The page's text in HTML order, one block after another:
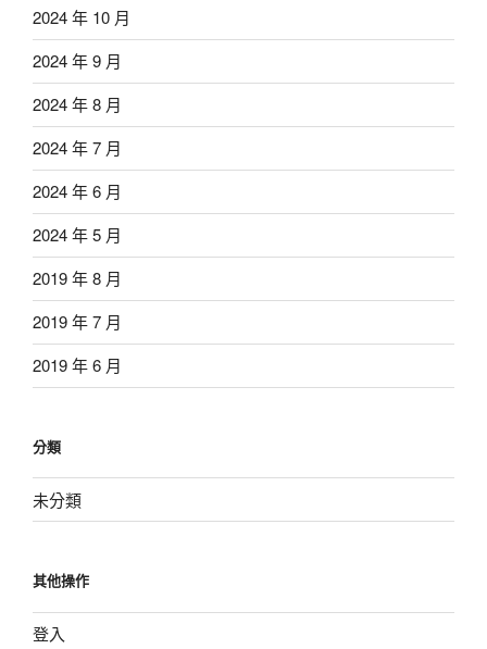
2024 年 10 月
2024 年 9 月
2024 年 8 月
2024 年 7 月
2024 年 6 月
2024 年 5 月
2019 年 8 月
2019 年 7 月
2019 年 6 月
分類
未分類
其他操作
登入